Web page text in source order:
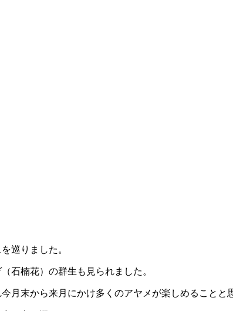
巡りました。
石楠花）の群生も見られました。
月末から来月にかけ多くのアヤメが楽しめることと